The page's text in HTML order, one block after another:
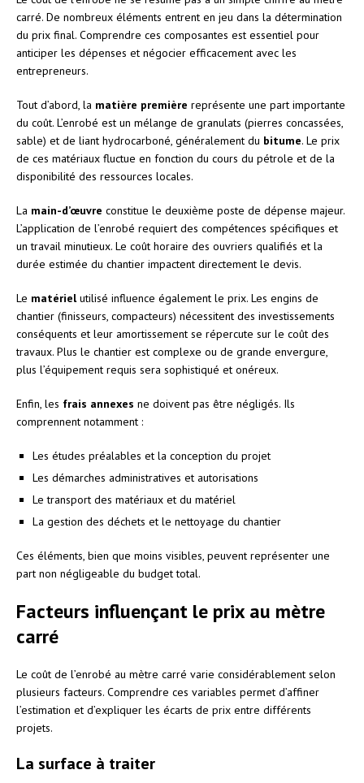
carré. De nombreux éléments entrent en jeu dans la détermination
du prix final. Comprendre ces composantes est essentiel pour
anticiper les dépenses et négocier efficacement avec les
entrepreneurs.
Tout d’abord, la matière première représente une part importante
du coût. L’enrobé est un mélange de granulats (pierres concassées,
sable) et de liant hydrocarboné, généralement du bitume. Le prix
de ces matériaux fluctue en fonction du cours du pétrole et de la
disponibilité des ressources locales.
La main-d’œuvre constitue le deuxième poste de dépense majeur.
L’application de l’enrobé requiert des compétences spécifiques et
un travail minutieux. Le coût horaire des ouvriers qualifiés et la
durée estimée du chantier impactent directement le devis.
Le matérielutilisé influence également le prix. Les engins de
chantier (finisseurs, compacteurs) nécessitent des investissements
conséquents et leur amortissement se répercute sur le coût des
travaux. Plus le chantier est complexe ou de grande envergure,
plus l’équipement requis sera sophistiqué et onéreux.
Enfin, les frais annexes ne doivent pas être négligés. Ils
comprennent notamment :
Les études préalables et la conception du projet
Les démarches administratives et autorisations
Le transport des matériaux et du matériel
La gestion des déchets et le nettoyage du chantier
Ces éléments, bien que moins visibles, peuvent représenter une
part non négligeable du budget total.
Facteurs influençant le prix au mètre
carré
Le coût de l’enrobé au mètre carré varie considérablement selon
plusieurs facteurs. Comprendre ces variables permet d’affiner
l’estimation et d’expliquer les écarts de prix entre différents
projets.
La surface à traiter